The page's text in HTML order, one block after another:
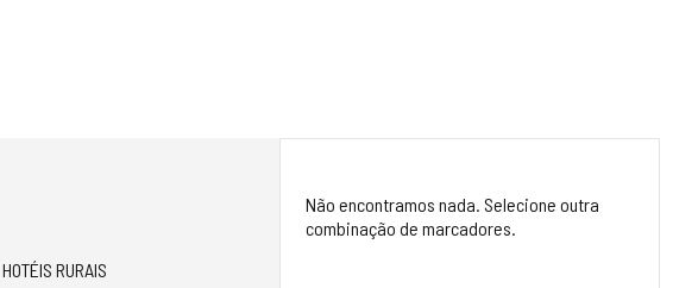
HOTÉIS RURAIS
Não encontramos nada. Selecione outra
combinação de marcadores.